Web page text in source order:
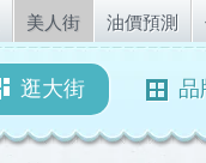
美人街 油價預測
逛大街 品